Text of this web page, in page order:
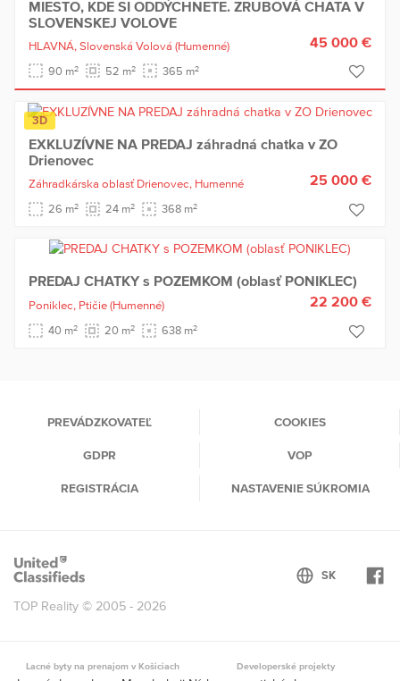
MIESTO, KDE SI ODDÝCHNETE. ZRUBOVÁ CHATA V
SLOVENSKEJ VOLOVE
HLAVNÁ, Slovenská Volová (Humenné)
90 m2 52 m2 365 m2
45 000 €
3D
EXKLUZÍVNE NA PREDAJ záhradná chatka v ZO
Drienovec
Záhradkárska oblasť Drienovec, Humenné
26 m2 24 m2 368 m2
25 000 €
PREDAJ CHATKY s POZEMKOM (oblasť PONIKLEC)
Poniklec, Ptičie (Humenné)
40 m2 20 m2 638 m2
22 200 €
PREVÁDZKOVATEĽ COOKIES
GDPR VOP
REGISTRÁCIA NASTAVENIE SÚKROMIA
TOP Reality © 2005 - 2026
Lacné byty na prenajom v Košiciach Developerské projekty